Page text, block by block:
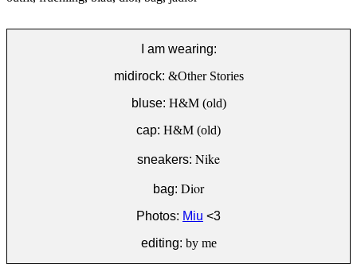
I am wearing:
midirock: &Other Stories
bluse: H&M (old)
cap: H&M (old)
sneakers: Nike
bag: Dior
Photos: Miu <3
editing: by me